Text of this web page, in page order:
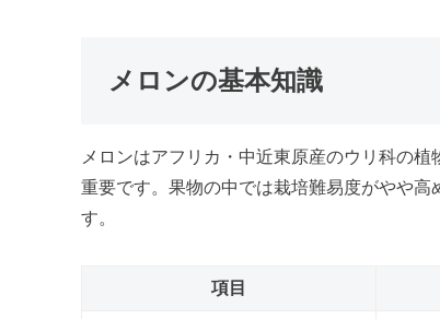
メロンの基本知識
メロンはアフリカ・中近東原産のウリ科の
重要です。果物の中では栽培難易度がやや
す。
項目